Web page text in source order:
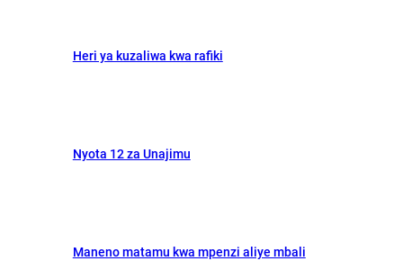
Heri ya kuzaliwa kwa rafiki
Nyota 12 za Unajimu
Maneno matamu kwa mpenzi aliye mbali